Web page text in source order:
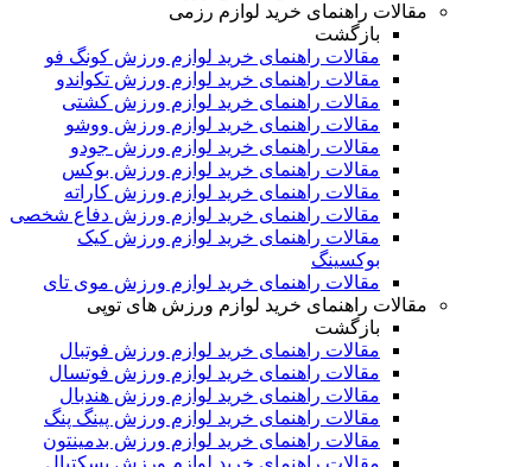
مقالات راهنمای خرید لوازم رزمی
بازگشت
مقالات راهنمای خرید لوازم ورزش کونگ فو
مقالات راهنمای خرید لوازم ورزش تکواندو
مقالات راهنمای خرید لوازم ورزش کشتی
مقالات راهنمای خرید لوازم ورزش ووشو
مقالات راهنمای خرید لوازم ورزش جودو
مقالات راهنمای خرید لوازم ورزش بوکس
مقالات راهنمای خرید لوازم ورزش کاراته
مقالات راهنمای خرید لوازم ورزش دفاع شخصی
مقالات راهنمای خرید لوازم ورزش کیک
بوکسینگ
مقالات راهنمای خرید لوازم ورزش موی تای
مقالات راهنمای خرید لوازم ورزش های توپی
بازگشت
مقالات راهنمای خرید لوازم ورزش فوتبال
مقالات راهنمای خرید لوازم ورزش فوتسال
مقالات راهنمای خرید لوازم ورزش هندبال
مقالات راهنمای خرید لوازم ورزش پینگ پنگ
مقالات راهنمای خرید لوازم ورزش بدمینتون
مقالات راهنمای خرید لوازم ورزش بسکتبال